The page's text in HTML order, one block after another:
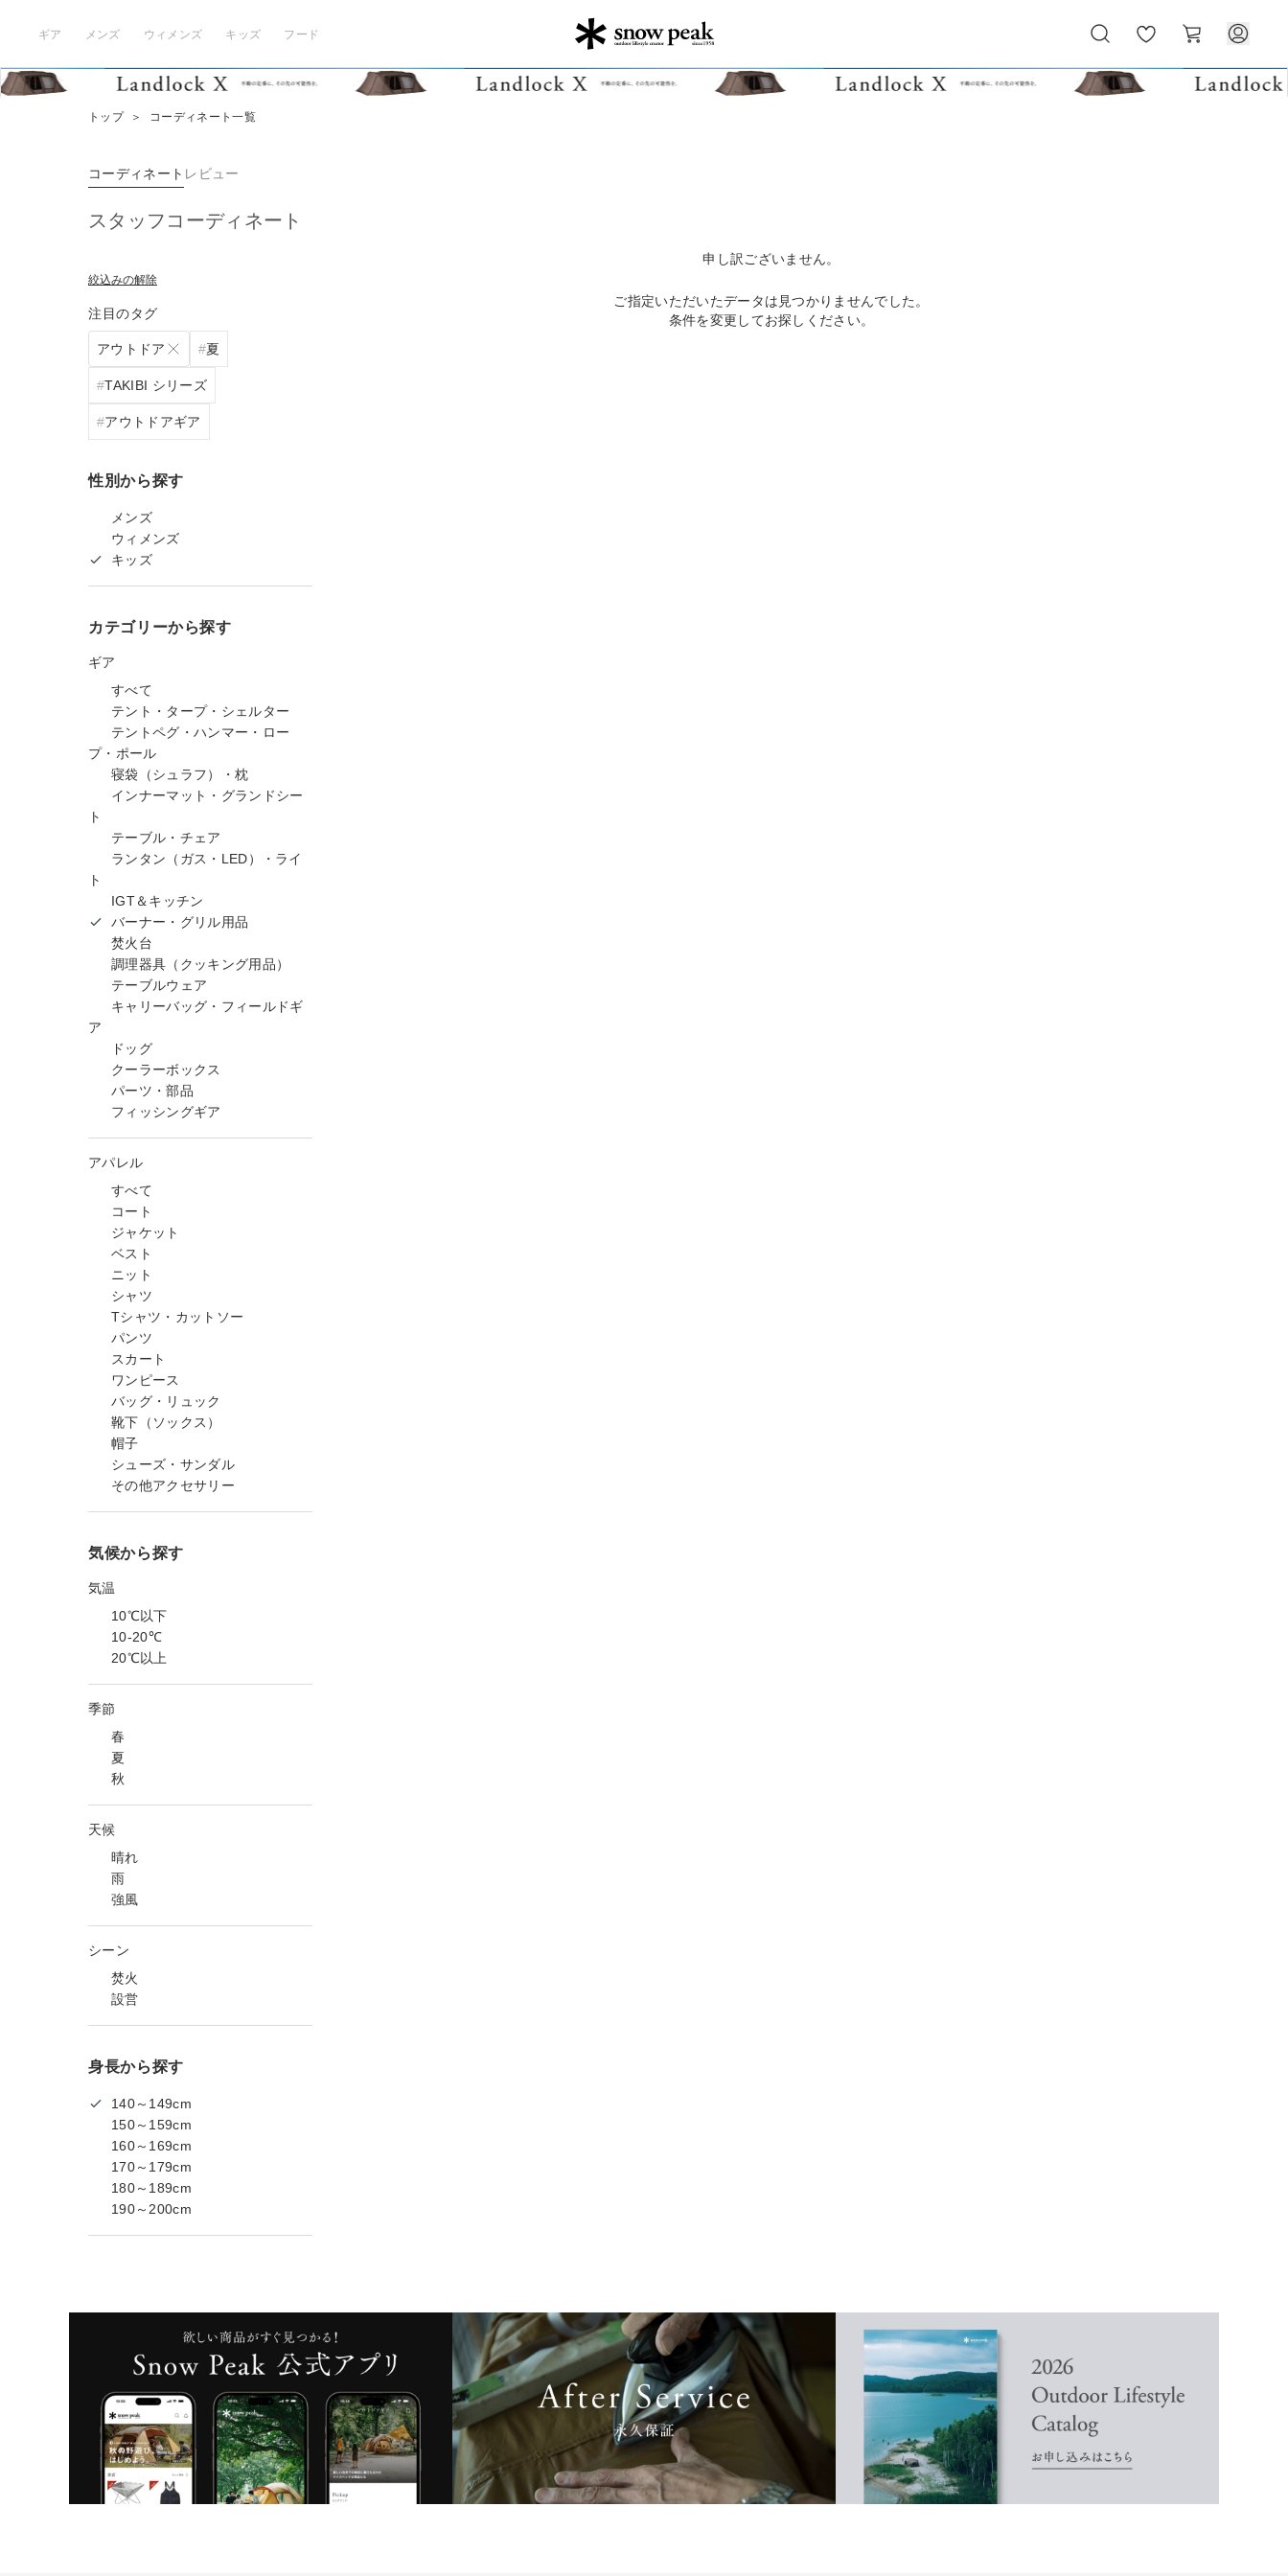
ギア メンズ ウィメンズ キッズ フード
気
に
ー
ト
トップ ＞ コーディネート一覧
コーディネート レビュー
スタッフコーディネート
絞込みの解除
注目のタグ
アウトドア 夏
TAKIBI シリーズ
アウトドアギア
性別から探す
メンズ
ウィメンズ
キッズ
カテゴリーから探す
ギア
すべて
テント・タープ・シェルター
テントペグ・ハンマー・ロー
プ・ポール
寝袋（シュラフ）・枕
インナーマット・グランドシー
ト
テーブル・チェア
ランタン（ガス・LED）・ライ
ト
IGT＆キッチン
バーナー・グリル用品
焚火台
調理器具（クッキング用品）
テーブルウェア
キャリーバッグ・フィールドギ
ア
ドッグ
クーラーボックス
パーツ・部品
フィッシングギア
アパレル
すべて
コート
ジャケット
ベスト
ニット
シャツ
Tシャツ・カットソー
パンツ
スカート
ワンピース
バッグ・リュック
靴下（ソックス）
帽子
シューズ・サンダル
その他アクセサリー
気候から探す
気温
10℃以下
10-20℃
20℃以上
季節
春
夏
秋
天候
晴れ
雨
強風
シーン
焚火
設営
身長から探す
140～149cm
150～159cm
160～169cm
170～179cm
180～189cm
190～200cm
申し訳ございません。
ご指定いただいたデータは見つかりませんでした。
条件を変更してお探しください。